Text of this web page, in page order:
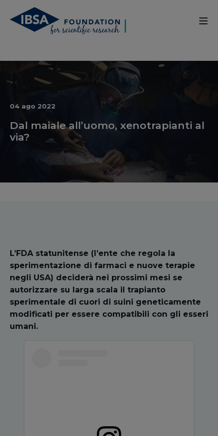
04 ago 2022
Dal maiale all’uomo, xenotrapianti al
via?
L’FDA statunitense (l’ente che regola la
sperimentazione di farmaci e nuove terapie
negli USA) deciderà nei prossimi mesi se
autorizzare su larga scala il trapianto
sperimentale di cuori di suini geneticamente
modificati per essere compatibili con gli esseri
umani.